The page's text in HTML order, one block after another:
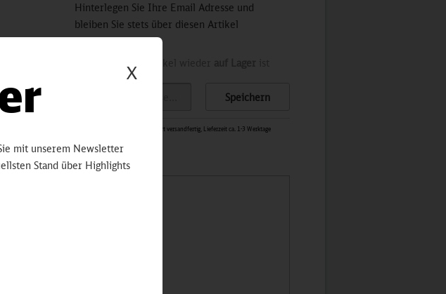
Hinterlegen Sie Ihre Email Adresse und
bleiben Sie stets über diesen Artikel
informiert.
Speichern
Sofort versandfertig, Lieferzeit ca. 1-3 Werktage
von 1,0 Liter.
X
mit unserem Newsletter
Stand über Highlights